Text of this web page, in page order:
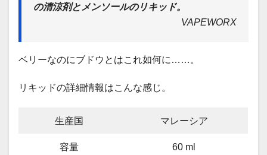
の清涼剤とメンソールのリキッド。
VAPEWORX
ベリーなのにブドウとはこれ如何に……。
リキッドの詳細情報はこんな感じ。
生産国 マレーシア
容量 60 ml